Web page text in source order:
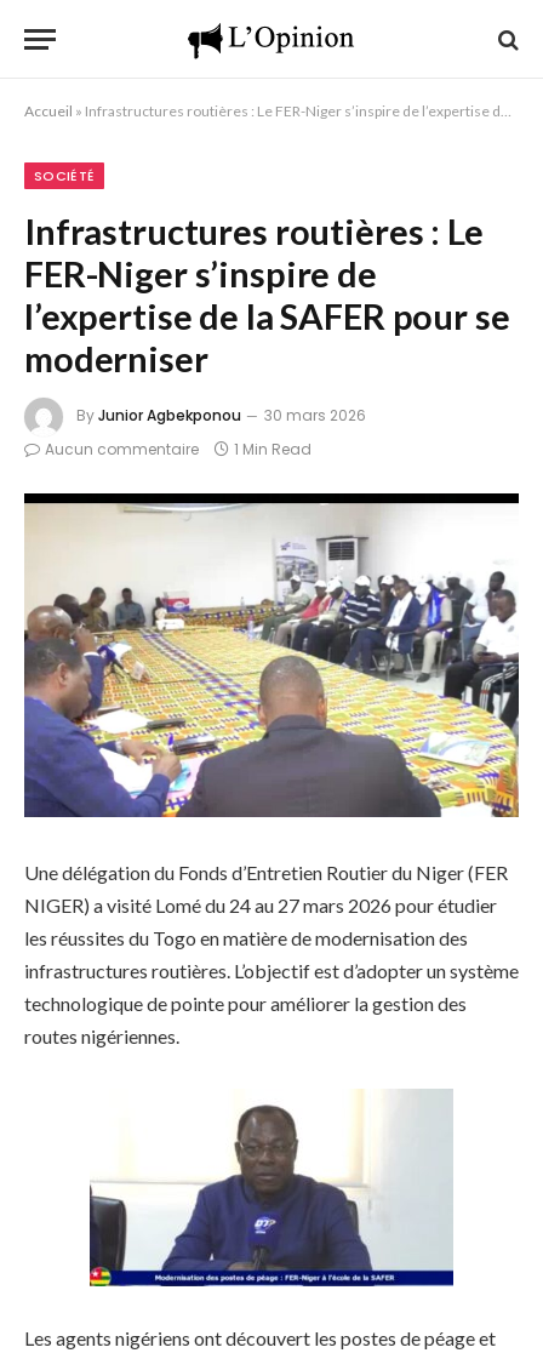
Accueil » Infrastructures routières : Le FER-Niger s’inspire de l’expertise de la SAFER pour se moderniser
SOCIÉTÉ
Infrastructures routières : Le
FER-Niger s’inspire de
l’expertise de la SAFER pour se
moderniser
ByJunior Agbekponou
30 mars 2026
Aucun commentaire
1 Min Read
Une délégation du Fonds d’Entretien Routier du Niger (FER
NIGER) a visité Lomé du 24 au 27 mars 2026 pour étudier
les réussites du Togo en matière de modernisation des
infrastructures routières. L’objectif est d’adopter un système
technologique de pointe pour améliorer la gestion des
routes nigériennes.
Les agents nigériens ont découvert les postes de péage et